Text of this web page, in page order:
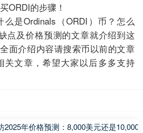
ORDI的步骤！
是Ordinals（ORDI）币？怎么
点及价格预测的文章就介绍到这
面介绍内容请搜索币以前的文章
关文章，希望大家以后多多支持
2025年价格预测：8,000美元还是10,000